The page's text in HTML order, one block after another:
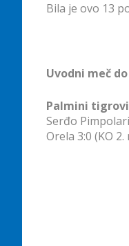
Bila je ovo 13
Uvodni meč
Palmini
Serđo
Orela 3:0 (KO